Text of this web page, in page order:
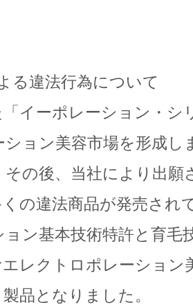
る違法行為について
イーポレーション・シ
ション美容市場を形成し
その後、当社により出願
の違法商品が発売され
ン基本技術特許と育毛
レクトロポレーション
品となりました。